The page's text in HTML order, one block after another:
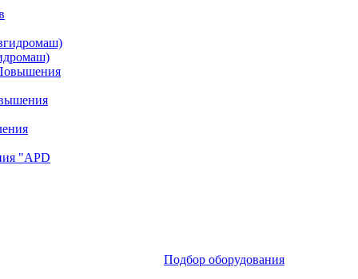
"APD
Подбор оборудования